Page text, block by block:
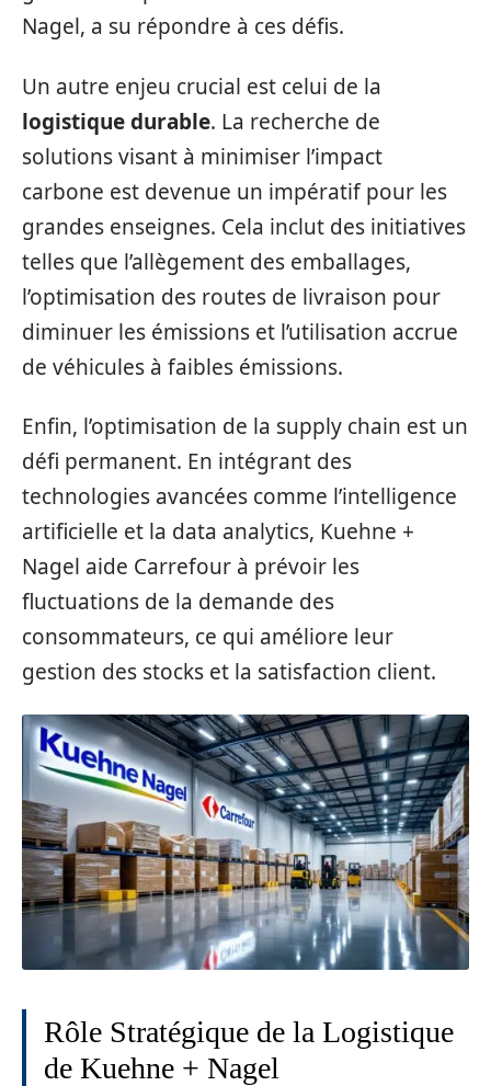
Nagel, a su répondre à ces défis.
Un autre enjeu crucial est celui de la
logistique durable. La recherche de
solutions visant à minimiser l’impact
carbone est devenue un impératif pour les
grandes enseignes. Cela inclut des initiatives
telles que l’allègement des emballages,
l’optimisation des routes de livraison pour
diminuer les émissions et l’utilisation accrue
de véhicules à faibles émissions.
Enfin, l’optimisation de la supply chain est un
défi permanent. En intégrant des
technologies avancées comme l’intelligence
artificielle et la data analytics, Kuehne +
Nagel aide Carrefour à prévoir les
fluctuations de la demande des
consommateurs, ce qui améliore leur
gestion des stocks et la satisfaction client.
Rôle Stratégique de la Logistique
de Kuehne + Nagel